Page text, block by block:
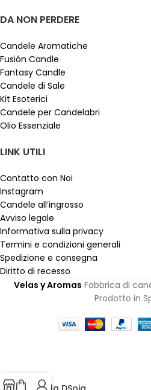
DA NON PERDERE
Candele Aromatiche
Fusión Candle
Fantasy Candle
Candele di Sale
Kit Esoterici
Candele per Candelabri
Olio Essenziale
LINK UTILI
Contatto con Noi
Instagram
Candele all’ingrosso
Avviso legale
Informativa sulla privacy
Termini e condizioni generali
Spedizione e consegna
Diritto di recesso
Velas y Aromas Fabbrica di
Prodotto in